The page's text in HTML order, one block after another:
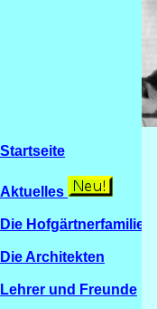
Startseite
Aktuelles
Die Hofgärtnerfamilien
Die Architekten
Lehrer und Freunde